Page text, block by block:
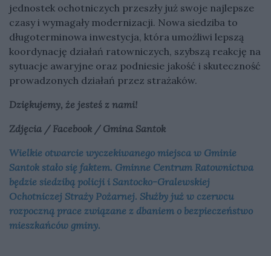
jednostek ochotniczych przeszły już swoje najlepsze
czasy i wymagały modernizacji. Nowa siedziba to
długoterminowa inwestycja, która umożliwi lepszą
koordynację działań ratowniczych, szybszą reakcję na
sytuacje awaryjne oraz podniesie jakość i skuteczność
prowadzonych działań przez strażaków.
Dziękujemy, że jesteś z nami!
Zdjęcia / Facebook / Gmina Santok
Wielkie otwarcie wyczekiwanego miejsca w Gminie
Santok stało się faktem. Gminne Centrum Ratownictwa
będzie siedzibą policji i Santocko-Gralewskiej
Ochotniczej Straży Pożarnej. Służby już w czerwcu
rozpoczną prace związane z dbaniem o bezpieczeństwo
mieszkańców gminy.